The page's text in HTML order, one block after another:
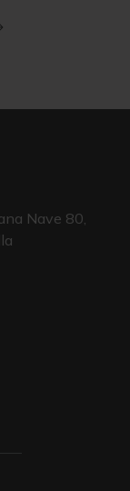
Nave 80,